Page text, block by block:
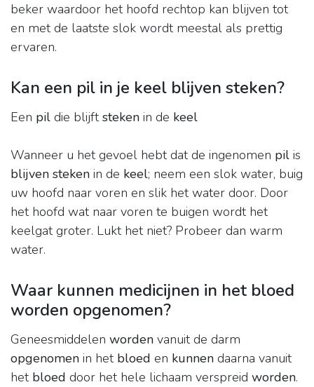
beker waardoor het hoofd rechtop kan blijven tot
en met de laatste slok wordt meestal als prettig
ervaren.
Kan een pil in je keel blijven steken?
Een pil die blijftsteken in de keel
Wanneer u het gevoel hebt dat de ingenomen pil is
blijven steken in de keel; neem een slok water, buig
uw hoofd naar voren en slik het water door. Door
het hoofd wat naar voren te buigen wordt het
keelgat groter. Lukt het niet? Probeer dan warm
water.
Waar kunnen medicijnen in het bloed
worden opgenomen?
Geneesmiddelen worden vanuit de darm
opgenomen in het bloed en kunnen daarna vanuit
het bloed door het hele lichaam verspreid worden.